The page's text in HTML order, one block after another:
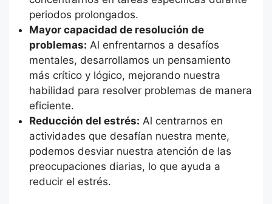
periodos prolongados.
Mayor capacidad de resolución de
problemas: Al enfrentarnos a desafíos
mentales, desarrollamos un pensamiento
más crítico y lógico, mejorando nuestra
habilidad para resolver problemas de manera
eficiente.
Reducción del estrés: Al centrarnos en
actividades que desafían nuestra mente,
podemos desviar nuestra atención de las
preocupaciones diarias, lo que ayuda a
reducir el estrés.